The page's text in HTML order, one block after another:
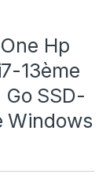
Hp
13ème
SSD-
Windows